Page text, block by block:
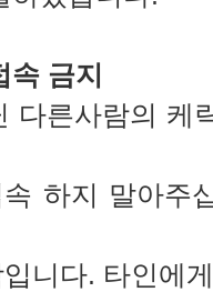
금지
른사람의 케
하지 말아주
니다. 타인에